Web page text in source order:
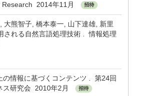
Research 2014年11月
招待
大熊智子, 橋本泰一, 山下達雄, 新里
される自然言語処理技術 . 情報処理
情報に基づくコンテンツ . 第24回
ス研究会 2010年2月
招待